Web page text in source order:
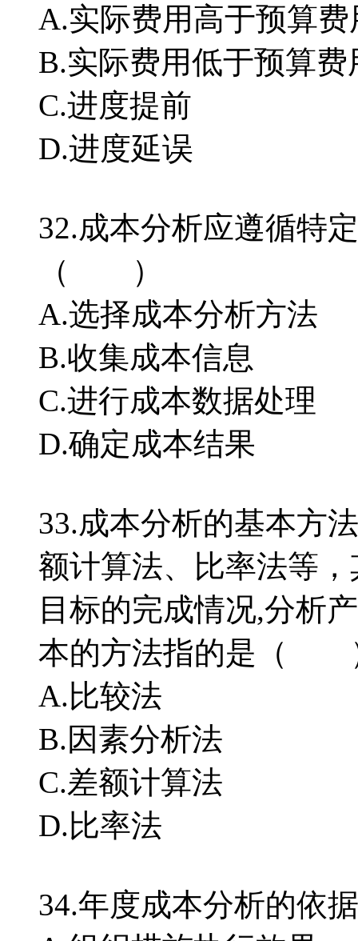
A.实际费用高于预算费
B.实际费用低于预算费
C.进度提前
D.进度延误
32.成本分析应遵循特
（ ）
A.选择成本分析方法
B.收集成本信息
C.进行成本数据处理
D.确定成本结果
33.成本分析的基本方
额计算法、比率法等
目标的完成情况,分析
本的方法指的是（
A.比较法
B.因素分析法
C.差额计算法
D.比率法
34.年度成本分析的